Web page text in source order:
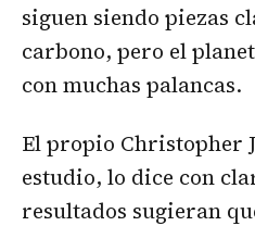
siguen siendo piezas
carbono, pero el
con muchas palancas.
El propio Christopher
estudio, lo dice con
resultados sugieran